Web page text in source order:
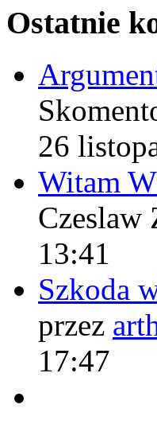
Ostatnie
26
Witam
Czeslaw
13:41
Szkoda
przez
17:47